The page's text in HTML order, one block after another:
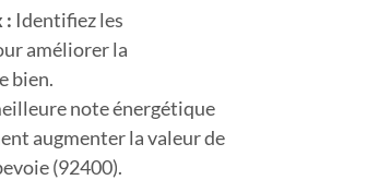
: Identifiez les
améliorer la
bien.
note énergétique
augmenter la valeur de
(92400).